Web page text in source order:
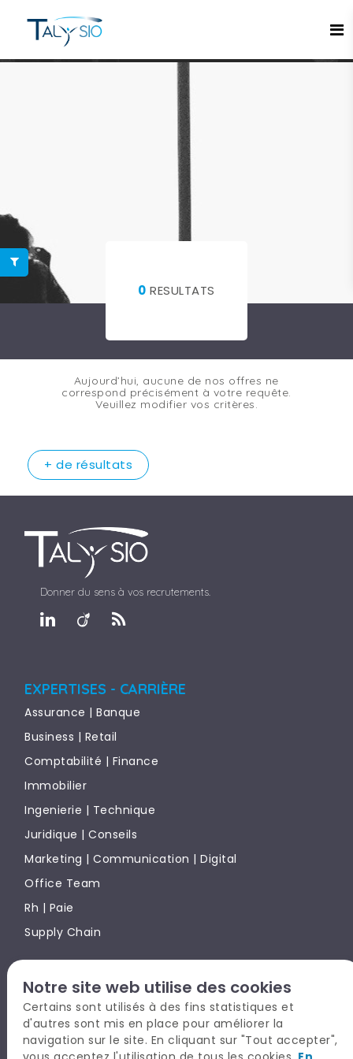
Espace candidat - Connexion
S'inscrire ici
Se souvenir de moi
Connexion
0 RESULTATS
Aujourd’hui, aucune de nos offres ne
correspond précisément à votre requête.
Veuillez modifier vos critères.
+ de résultats
Donner du sens à vos recrutements.
EXPERTISES - CARRIÈRE
Assurance | Banque
Business | Retail
Comptabilité | Finance
Immobilier
Ingenierie | Technique
Juridique | Conseils
Marketing | Communication | Digital
Office Team
Rh | Paie
Supply Chain
TALYSIO EN BREF
CANDIDAT
RECRUTEUR
Notre site web utilise des cookies
Certains sont utilisés à des fins statistiques et
d'autres sont mis en place pour améliorer la
navigation sur le site. En cliquant sur "Tout accepter",